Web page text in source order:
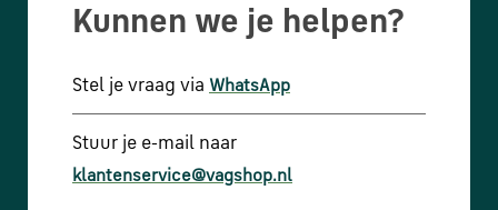
Kunnen we je helpen?
Stel je vraag via WhatsApp
Stuur je e-mail naar
klantenservice@vagshop.nl